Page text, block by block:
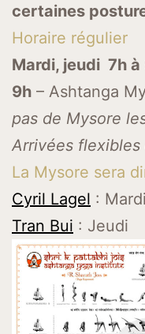
certaines
Horaire régulier
Mardi, jeudi 7h à
9h – Ashtanga
pas de Mysore
Arrivées
La Mysore sera
Cyril Lagel :
Tran Bui : Jeudi